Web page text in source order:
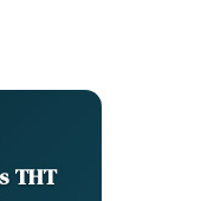
THT